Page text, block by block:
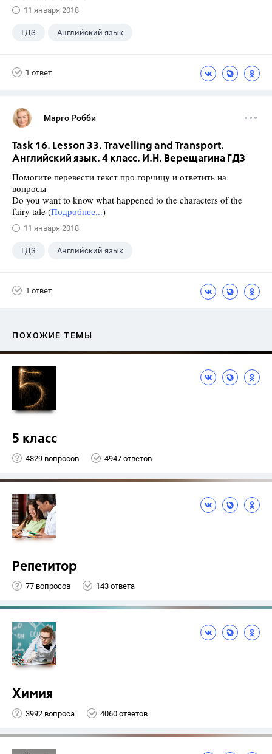
11 января 2018
ГДЗ Английский язык
1 ответ
Марго Робби
Task 16. Lesson 33. Travelling and Transport.
Английский язык. 4 класс. И.Н. Верещагина ГДЗ
Помогите перевести текст про горчицу и ответить на
вопросы
Do you want to know what happened to the characters of the
fairy tale (Подробнее...)
11 января 2018
ГДЗ Английский язык
1 ответ
ПОХОЖИЕ ТЕМЫ
5 класс
4829 вопросов 4947 ответов
Репетитор
77 вопросов 143 ответа
Химия
3992 вопроса 4060 ответов